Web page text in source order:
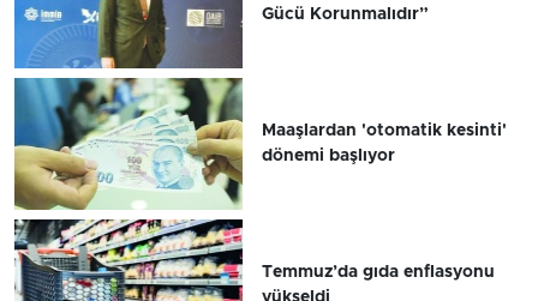
Gücü Korunmalıdır”
Maaşlardan 'otomatik kesinti'
dönemi başlıyor
Temmuz’da gıda enflasyonu